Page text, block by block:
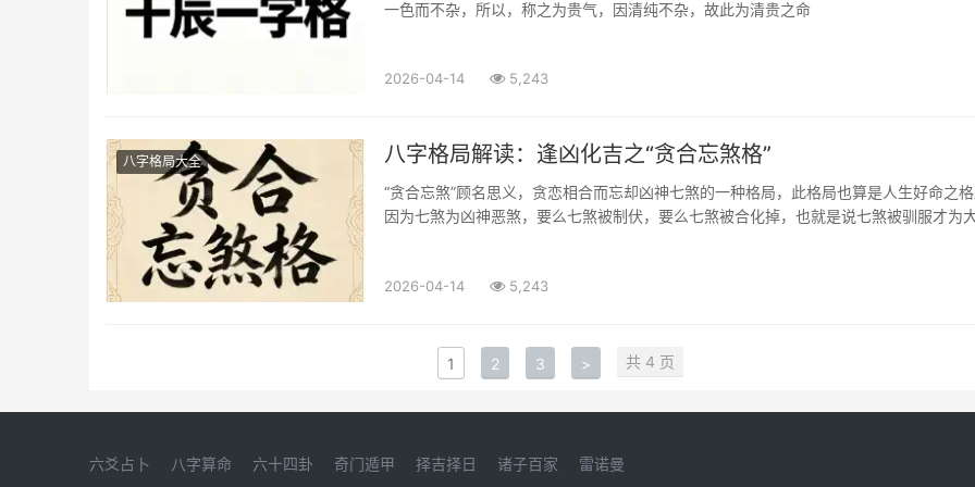
一色而不杂，所以，称之为贵气，因清纯不杂，故此为清贵之命
2026-04-14 5,243
八字格局大全 八字格局解读：逢凶化吉之“贪合忘煞格”
“贪合忘煞”顾名思义，贪恋相合而忘却凶神七煞的一种格局，此格局也算是人生好命之格
因为七煞为凶神恶煞，要么七煞被制伏，要么七煞被合化掉，也就是说七煞被驯服才为
2026-04-14 5,243
1 2 3 > 共 4 页
六爻占卜 八字算命 六十四卦 奇门遁甲 择吉择日 诸子百家 雷诺曼